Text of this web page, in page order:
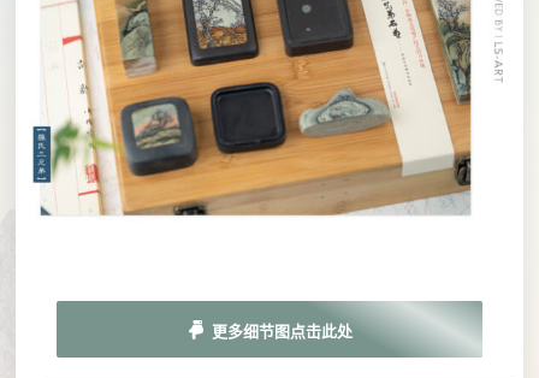
更多细节图点击此处